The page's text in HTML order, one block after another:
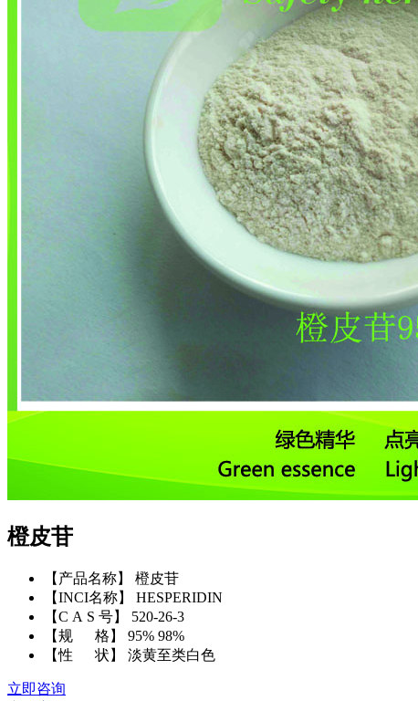
橙皮苷
【产品名称】 橙皮苷
【INCI名称】 HESPERIDIN
【C A S 号】 520-26-3
【规 格】 95% 98%
【性 状】 淡黄至类白色
立即咨询